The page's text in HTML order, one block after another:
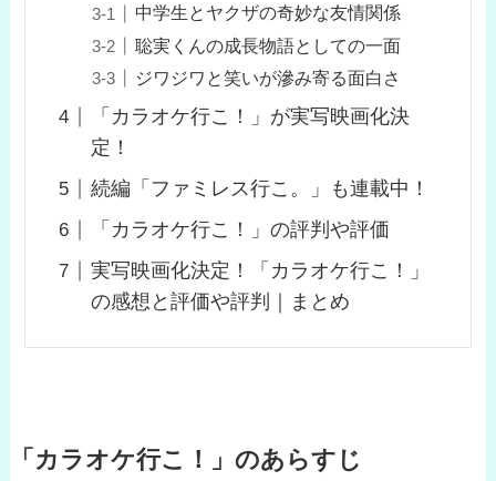
中学生とヤクザの奇妙な友情関係
聡実くんの成長物語としての一面
ジワジワと笑いが滲み寄る面白さ
「カラオケ行こ！」が実写映画化決
定！
続編「ファミレス行こ。」も連載中！
「カラオケ行こ！」の評判や評価
実写映画化決定！「カラオケ行こ！」
の感想と評価や評判｜まとめ
「カラオケ行こ！」のあらすじ